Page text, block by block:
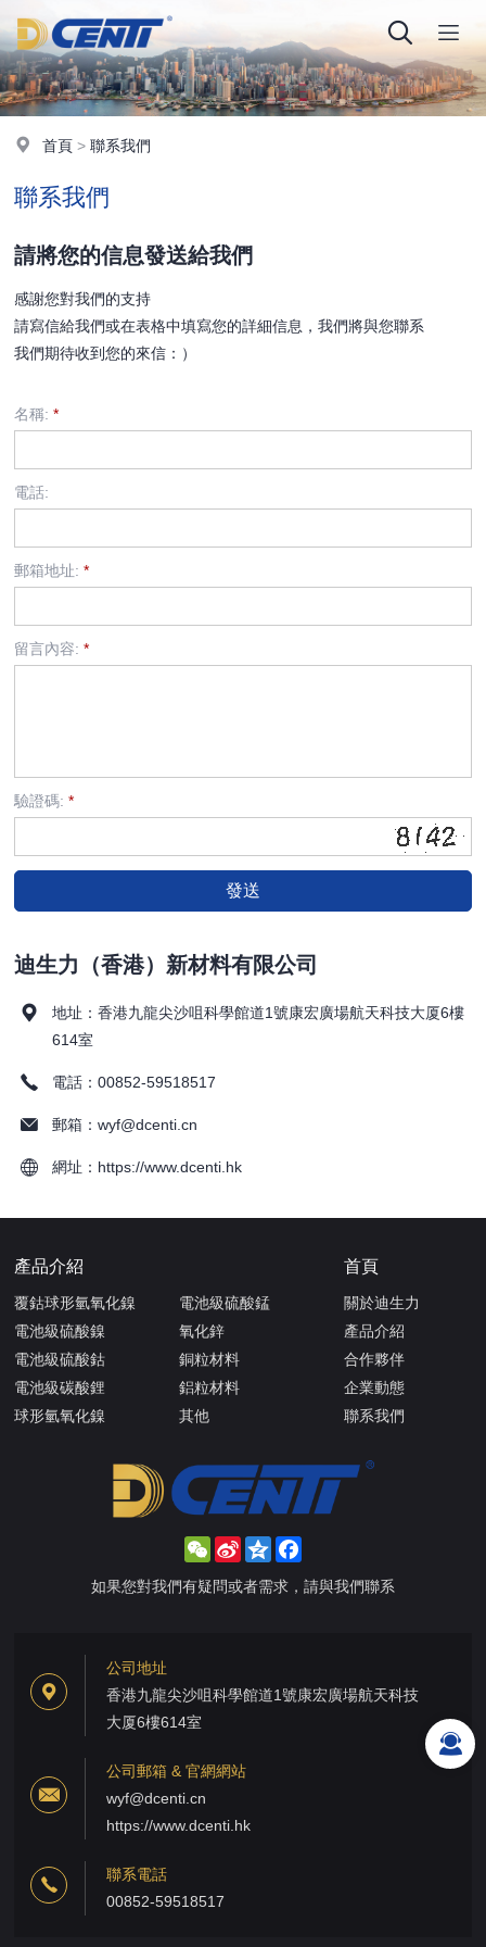
首頁 >聯系我們
聯系我們
請將您的信息發送給我們
感謝您對我們的支持
請寫信給我們或在表格中填寫您的詳細信息，我們將與您聯系
我們期待收到您的來信：）
名稱:*
電話:
郵箱地址:*
留言內容:*
驗證碼:*
迪生力（香港）新材料有限公司
地址：香港九龍尖沙咀科學館道1號康宏廣場航天科技大厦6樓
614室
電話：00852-59518517
郵箱：wyf@dcenti.cn
網址：https://www.dcenti.hk
產品介紹
覆鈷球形氫氧化鎳
電池級硫酸鎳
電池級硫酸鈷
電池級碳酸鋰
球形氫氧化鎳
電池級硫酸錳
氧化鋅
銅粒材料
鋁粒材料
其他
首頁
關於迪生力
產品介紹
合作夥伴
企業動態
聯系我們
WeChat
Sina
Weibo
Qzone
如果您對我們有疑問或者需求，請與我們聯系
公司地址
香港九龍尖沙咀科學館道1號康宏廣場航天科技
大厦6樓614室
公司郵箱 & 官網網站
wyf@dcenti.cn
https://www.dcenti.hk
聯系電話
00852-59518517